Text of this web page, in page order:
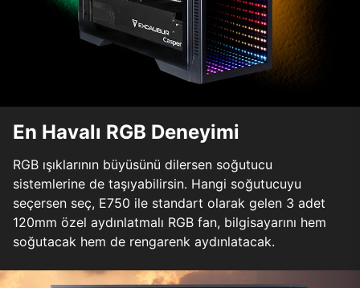
En Havalı RGB Deneyimi
RGB ışıklarının büyüsünü dilersen soğutucu
sistemlerine de taşıyabilirsin. Hangi soğutucuyu
seçersen seç, E750 ile standart olarak gelen 3 adet
120mm özel aydınlatmalı RGB fan, bilgisayarını hem
soğutacak hem de rengarenk aydınlatacak.